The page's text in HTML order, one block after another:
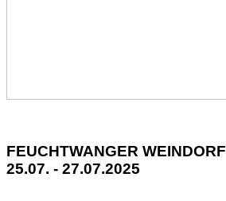
FEUCHTWANGER WEINDORF
25.07. - 27.07.2025